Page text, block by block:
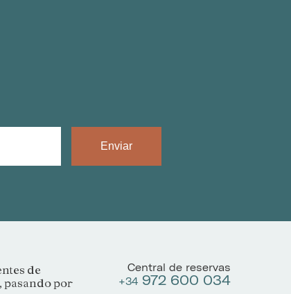
Enviar
de
pasando por
Central de reservas
+34 972 600 034